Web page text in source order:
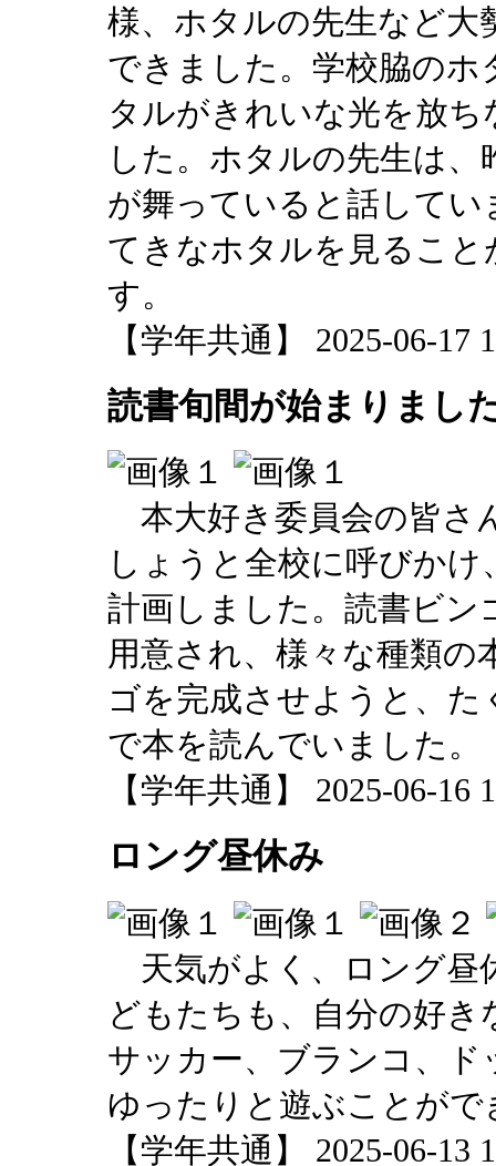
様、ホタルの先生など
できました。学校脇の
タルがきれいな光を放
した。ホタルの先生は
が舞っていると話して
てきなホタルを見るこ
す。
【学年共通】 2025-06-17
読書旬間が始まりまし
本大好き委員会の皆さ
しょうと全校に呼びか
計画しました。読書ビン
用意され、様々な種類
ゴを完成させようと、
で本を読んでいました。
【学年共通】 2025-06-16
ロング昼休み
天気がよく、ロング昼
どもたちも、自分の好
サッカー、ブランコ、
ゆったりと遊ぶことが
【学年共通】 2025-06-13